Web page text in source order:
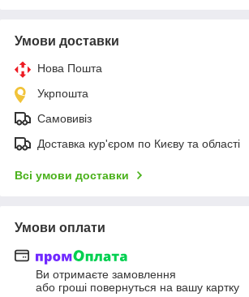
Умови доставки
Нова Пошта
Укрпошта
Самовивіз
Доставка кур'єром по Києву та області
Всі умови доставки
Умови оплати
Ви отримаєте замовлення
або гроші повернуться на вашу картку